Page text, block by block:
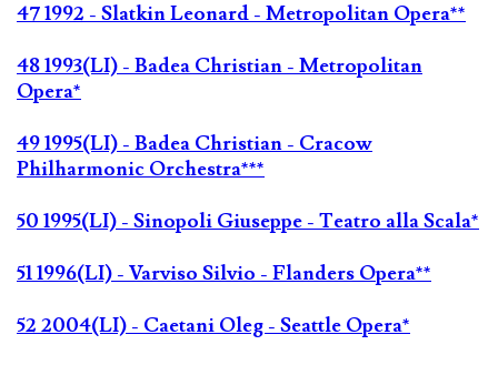
47 1992 - Slatkin Leonard - Metropolitan Opera**
48 1993(LI) - Badea Christian - Metropolitan
Opera*
49 1995(LI) - Badea Christian - Cracow
Philharmonic Orchestra***
50 1995(LI) - Sinopoli Giuseppe - Teatro alla Scala*
51 1996(LI) - Varviso Silvio - Flanders Opera**
52 2004(LI) - Caetani Oleg - Seattle Opera*